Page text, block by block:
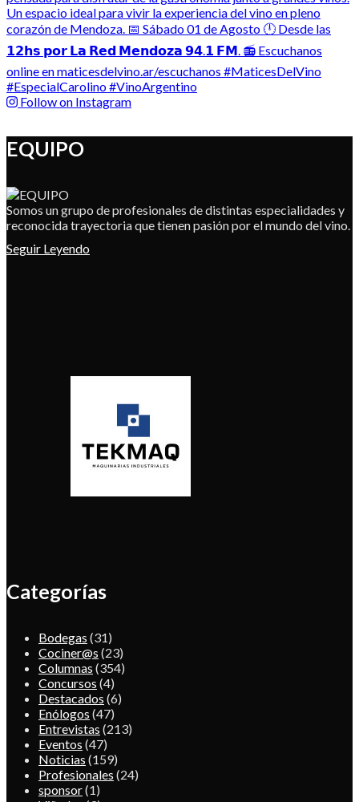
Follow on Instagram
EQUIPO
Somos un grupo de profesionales de distintas especialidades y
reconocida trayectoria que tienen pasión por el mundo del vino.
Seguir Leyendo
Categorías
Bodegas (31)
Cociner@s (23)
Columnas (354)
Concursos (4)
Destacados (6)
Enólogos (47)
Entrevistas (213)
Eventos (47)
Noticias (159)
Profesionales (24)
sponsor(1)